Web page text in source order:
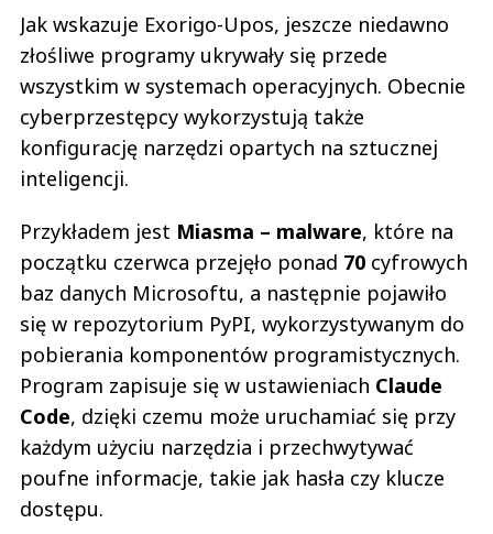
Jak wskazuje Exorigo-Upos, jeszcze niedawno
złośliwe programy ukrywały się przede
wszystkim w systemach operacyjnych. Obecnie
cyberprzestępcy wykorzystują także
konfigurację narzędzi opartych na sztucznej
inteligencji.
Przykładem jest Miasma – malware, które na
początku czerwca przejęło ponad 70 cyfrowych
baz danych Microsoftu, a następnie pojawiło
się w repozytorium PyPI, wykorzystywanym do
pobierania komponentów programistycznych.
Program zapisuje się w ustawieniach Claude
Code, dzięki czemu może uruchamiać się przy
każdym użyciu narzędzia i przechwytywać
poufne informacje, takie jak hasła czy klucze
dostępu.